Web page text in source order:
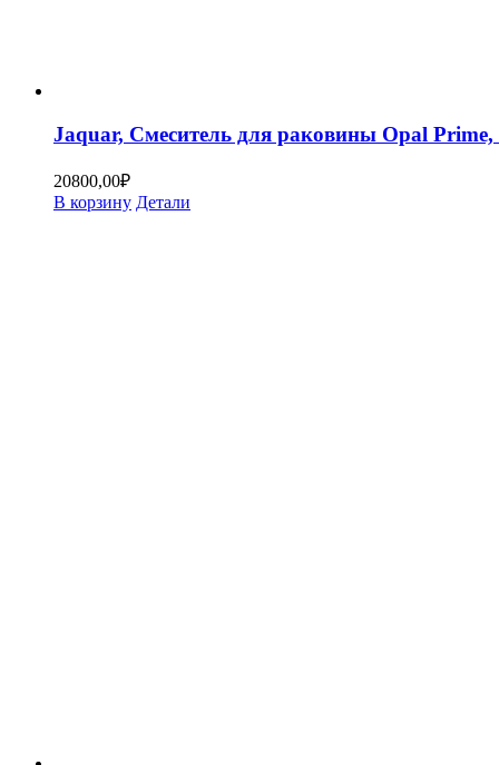
Jaquar, Смеситель для раковины Opal
20800,00₽
В корзину Детали